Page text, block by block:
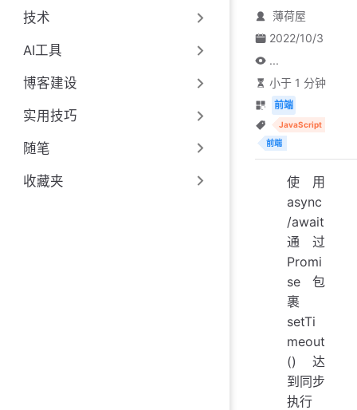
技术
AI工具
博客建设
实用技巧
随笔
收藏夹
薄荷屋
2022/10/3
...
小于 1 分钟
前端
JavaScript
前端
使用
async
/await
通过
Promi
se 包
裹
setTi
meout
() 达
到同步
执行